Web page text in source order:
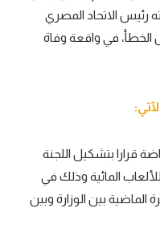
رئيس الاتحاد المصري
الخطأ، في واقعة وفاة
قرارا بتشكيل اللجنة
للألعاب المائية وذلك في
الماضية بين الوزارة وبين